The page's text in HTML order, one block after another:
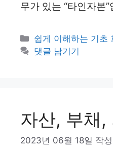
무가 있는 “타인자본
카
테
쉽게 이해하는 기초
댓글 남기기
자산, 부채,
2023년 06월 18일 작